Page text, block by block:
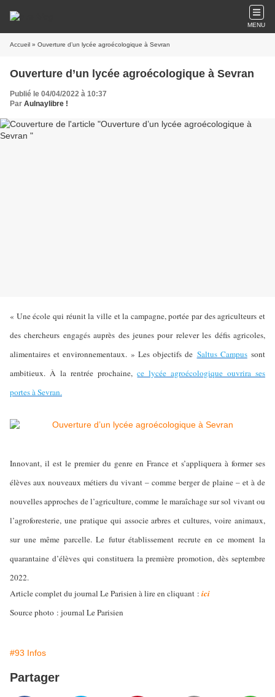
MENU
Accueil » Ouverture d’un lycée agroécologique à Sevran
Ouverture d’un lycée agroécologique à Sevran
Publié le 04/04/2022 à 10:37
Par Aulnaylibre !
« Une école qui réunit la ville et la campagne, portée par des agriculteurs et
des chercheurs engagés auprès des jeunes pour relever les défis agricoles,
alimentaires et environnementaux. » Les objectifs de Saltus Campussont
ambitieux. À la rentrée prochaine,ce lycée agroécologique ouvrira ses
portes à Sevran.
Innovant, il est le premier du genre en France et s’appliquera à former ses
élèves aux nouveaux métiers du vivant – comme berger de plaine – et à de
nouvelles approches de l’agriculture, comme le maraîchage sur sol vivant ou
l’agroforesterie, une pratique qui associe arbres et cultures, voire animaux,
sur une même parcelle. Le futur établissement recrute en ce moment la
quarantaine d’élèves qui constituera la première promotion, dès septembre
2022.
Article complet du journal Le Parisien à lire en cliquant : ici
Source photo : journal Le Parisien
#93 Infos
Partager